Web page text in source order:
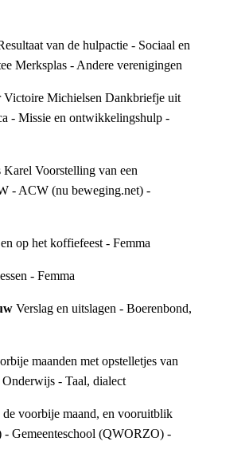
van de hulpactie - Sociaal en
Merksplas - Andere verenigingen
Victoire Michielsen Dankbriefje uit
- Missie en ontwikkelingshulp -
Karel Voorstelling van een
- ACW (nu beweging.net) -
op het koffiefeest - Femma
- Femma
Verslag en uitslagen - Boerenbond,
maanden met opstelletjes van
- Taal, dialect
voorbije maand, en vooruitblik
- Gemeenteschool (QWORZO) -